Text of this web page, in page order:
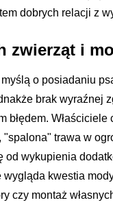
dobrych relacji z
zwierząt i
o posiadaniu
brak wyraźnej
błędem.
trawa w
wykupienia
kwestia
czy montaż